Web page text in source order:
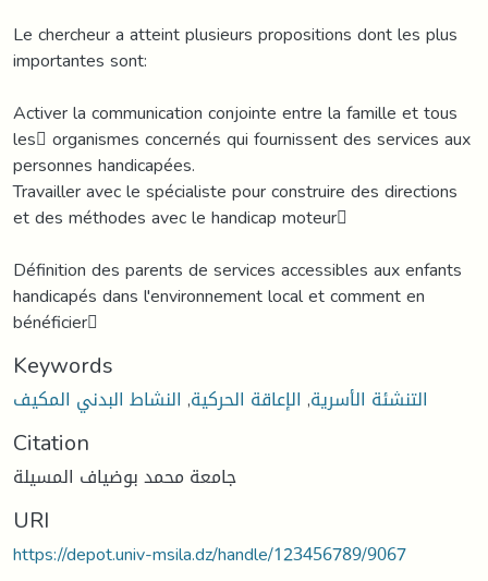
Le chercheur a atteint plusieurs propositions dont les plus
importantes sont:
Activer la communication conjointe entre la famille et tous
les organismes concernés qui fournissent des services aux
personnes handicapées.
Travailler avec le spécialiste pour construire des directions
et des méthodes avec le handicap moteur
Définition des parents de services accessibles aux enfants
handicapés dans l'environnement local et comment en
bénéficier
Keywords
التنشئة الأسرية, الإعاقة الحركية, النشاط البدني المكيف
Citation
جامعة محمد بوضياف المسيلة
URI
https://depot.univ-msila.dz/handle/123456789/9067